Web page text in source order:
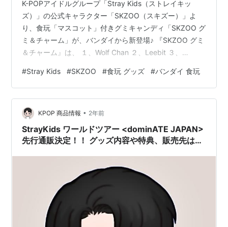
K-POPアイドルグループ「Stray Kids（ストレイキッ
ズ）」の公式キャラクター「SKZOO（スキズー）」よ
り、食玩「マスコット」付きグミキャンディ「SKZOO グ
ミ＆チャーム」が、バンダイから新登場♪ 『SKZOO グミ
＆チャーム』は、 １、Wolf Chan ２、Leebit ３、
７、PuppyM ８、Foxl.Ny の全8種よりメーカー規定の比
率に従い封入。 グミの形状も、全部で8種類♪ 「マスコッ
ト」のサイズは、 縦：約3cm x 横：約2.3cm。 【食玩】
『SKZOO グミ＆チャーム』12個入り…
#Stray Kids #SKZOO #食玩 グッズ #バンダイ 食玩
KPOP 商品情報 • 2年前
StrayKids ワールドツアー <dominATE JAPAN>
先行通販決定！！ グッズ内容や特典、販売先は？